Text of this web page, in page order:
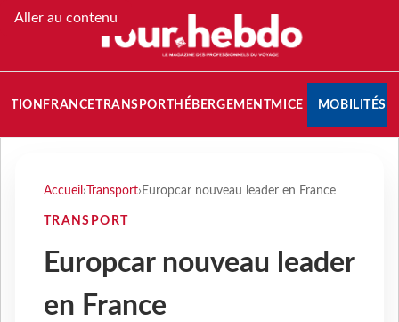
Aller au contenu
FRANCETRANSPORT HÉBERGEMENTMICE MOBILITÉS
Accueil › Transport› Europcar nouveau leader en France
TRANSPORT
Europcar nouveau leader
en France